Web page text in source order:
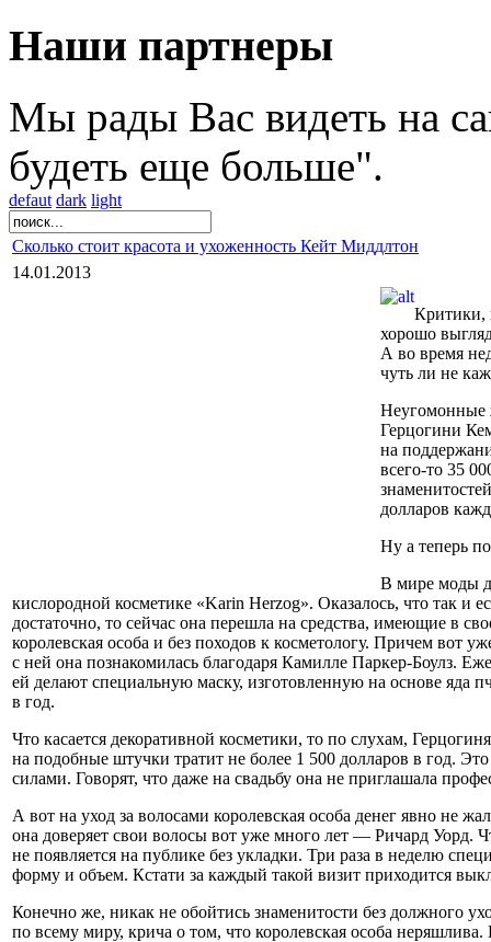
Наши партнеры
Мы рады Вас видеть на
будеть еще больше".
defaut dark light
Сколько стоит красота и ухоженность Кейт Миддлтон
14.01.2013
Критики,
хорошо
А во время
чуть ли не
Неугомонные
Герцогини
на
всего-то 35
долларов
Ну а теперь
В мире моды
кислородной косметике «Karin Herzog». Оказалось, что так
достаточно, то сейчас она перешла на средства, имеющие в
королевская особа и без походов к косметологу. Причем вот
с ней она познакомилась благодаря Камилле Паркер-Боулз.
ей делают специальную маску, изготовленную на основе яда
в год.
Что касается декоративной косметики, то по слухам,
на подобные штучки тратит не более 1 500 долларов в год.
силами. Говорят, что даже на свадьбу она не приглашала
А вот на уход за волосами королевская особа денег явно не
она доверяет свои волосы вот уже много лет — Ричард Уорд.
не появляется на публике без укладки. Три раза в неделю
форму и объем. Кстати за каждый такой визит приходится
Конечно же, никак не обойтись знаменитости без должного
по всему миру, крича о том, что королевская особа